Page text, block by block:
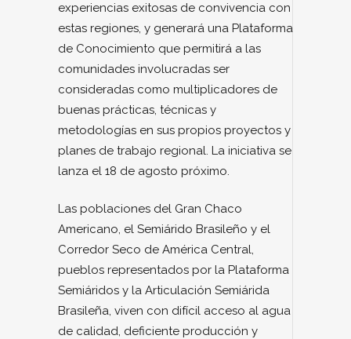
experiencias exitosas de convivencia con
estas regiones, y generará una Plataforma
de Conocimiento que permitirá a las
comunidades involucradas ser
consideradas como multiplicadores de
buenas prácticas, técnicas y
metodologías en sus propios proyectos y
planes de trabajo regional. La iniciativa se
lanza el 18 de agosto próximo.
Las poblaciones del Gran Chaco
Americano, el Semiárido Brasileño y el
Corredor Seco de América Central,
pueblos representados por la Plataforma
Semiáridos y la Articulación Semiárida
Brasileña, viven con difícil acceso al agua
de calidad, deficiente producción y